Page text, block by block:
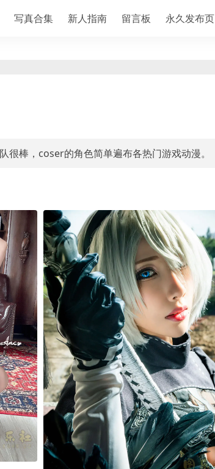
写真合集 新人指南 留言板 永久发布页
棒，coser的角色简单遍布各热门游戏动漫。